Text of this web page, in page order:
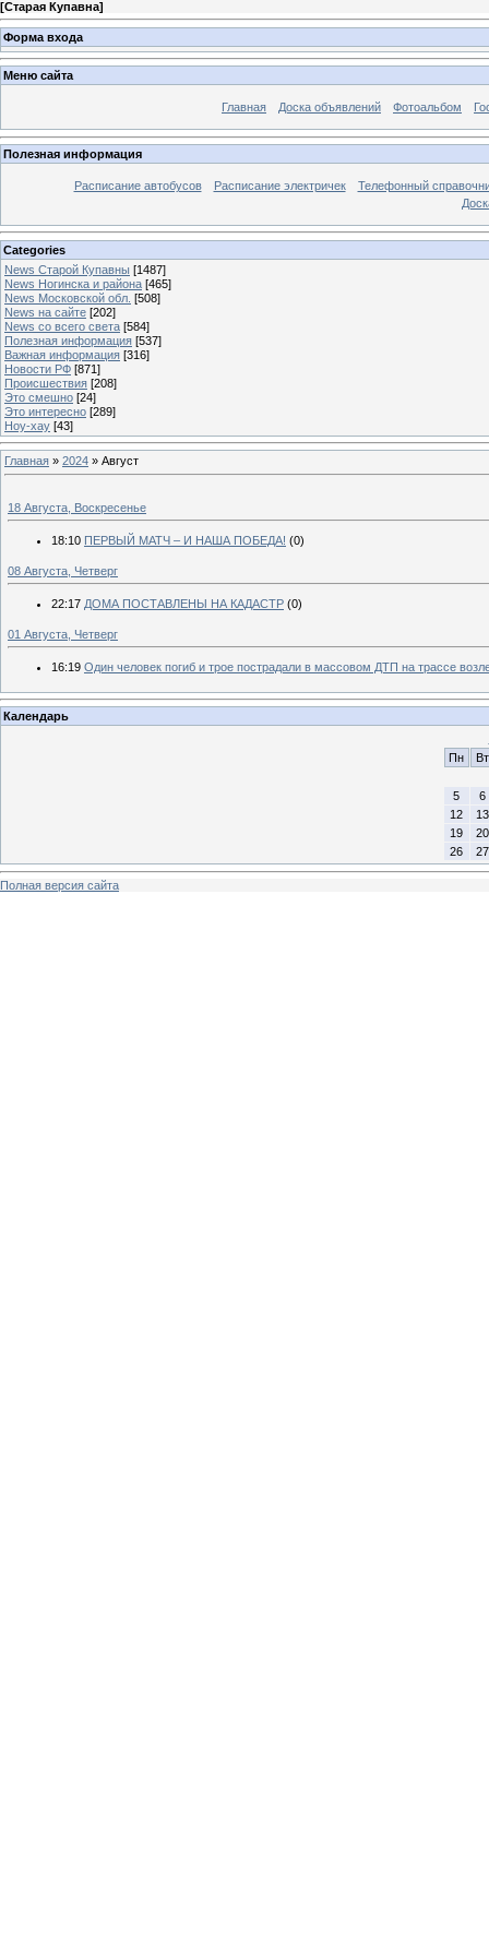
[Старая Купавна]
Форма входа
Меню сайта
Главная Доска объявлений Фотоальбом
Полезная информация
Расписание автобусов Расписание электричек
Телефонный
Categories
News Старой Купавны [1487]
News Ногинска и района [465]
News Московской обл. [508]
News на сайте [202]
News со всего света [584]
Полезная информация [537]
Важная информация [316]
Новости РФ [871]
Происшествия [208]
Это смешно [24]
Это интересно [289]
Ноу-хау [43]
Главная » 2024 » Август
18 Августа, Воскресенье
18:10 ПЕРВЫЙ МАТЧ – И НАША ПОБЕДА! (0)
08 Августа, Четверг
22:17 ДОМА ПОСТАВЛЕНЫ НА КАДАСТР (0)
01 Августа, Четверг
16:19 Один человек погиб и трое пострадали в массовом ДТП на трассе
Календарь
Пн
Вт
5
6
12
13
19
20
26
27
Полная версия сайта